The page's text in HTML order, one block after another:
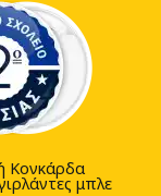
Κονκάρδα
μπλε